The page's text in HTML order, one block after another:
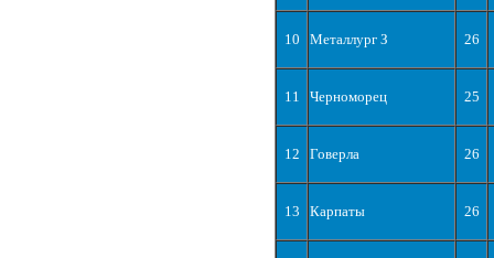
10 Металлург З 26
11 Черноморец 25
12 Говерла 26
13 Карпаты 26